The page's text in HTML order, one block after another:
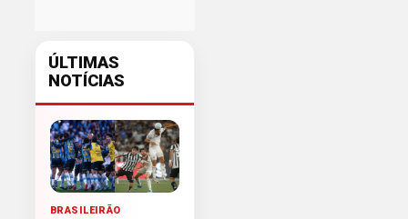
ÚLTIMAS
NOTÍCIAS
BRASILEIRÃO